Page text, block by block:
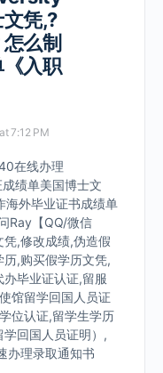
凭,?
么制
入职
7:12 PM
在线办理
绩单美国博士文
海外毕业证书成绩单
Ray【QQ/微信
,修改成绩,伪造假
,购买假学历文凭,
毕业证认证,留服
馆留学回国人员证
位认证,留学生学历
回国人员证明）,
办理录取通知书